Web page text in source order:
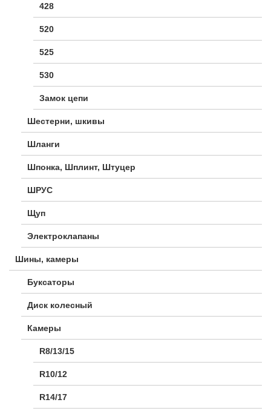
428
520
525
530
Замок цепи
Шестерни, шкивы
Шланги
Шпонка, Шплинт, Штуцер
ШРУС
Щуп
Электроклапаны
Шины, камеры
Буксаторы
Диск колесный
Камеры
R8/13/15
R10/12
R14/17